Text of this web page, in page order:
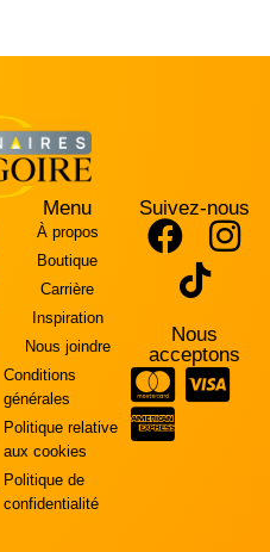
Menu
À propos
Boutique
Carrière
Inspiration
Nous joindre
Conditions
générales
Politique relative
aux cookies
Politique de
confidentialité
Suivez-nous
Nous
acceptons